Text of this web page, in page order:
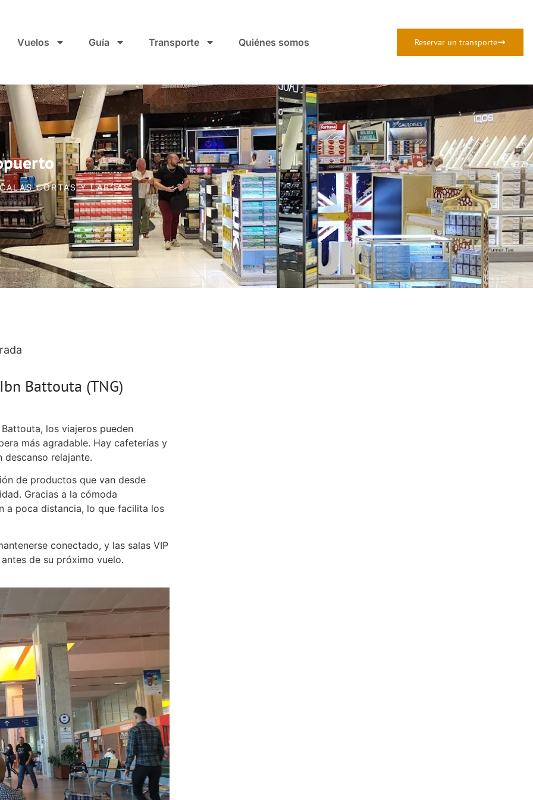
Vuelos Guía Transporte Quiénes somos Reservar un transporte
CORTAS Y LARGAS
Battouta (TNG)
los viajeros pueden
más agradable. Hay cafeterías y
relajante.
de productos que van desde
Gracias a la cómoda
a poca distancia, lo que facilita los
conectado, y las salas VIP
de su próximo vuelo.